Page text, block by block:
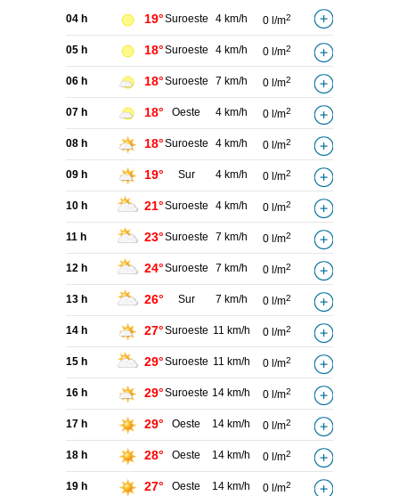
04 h 19°Suroeste 4 km/h 0 l/m2
05 h 18°Suroeste 4 km/h 0 l/m2
06 h 18°Suroeste 7 km/h 0 l/m2
07 h 18° Oeste 4 km/h 0 l/m2
08 h 18°Suroeste 4 km/h 0 l/m2
09 h 19° Sur 4 km/h 0 l/m2
10 h 21°Suroeste 4 km/h 0 l/m2
11 h 23°Suroeste 7 km/h 0 l/m2
12 h 24°Suroeste 7 km/h 0 l/m2
13 h 26° Sur 7 km/h 0 l/m2
14 h 27°Suroeste 11 km/h 0 l/m2
15 h 29°Suroeste 11 km/h 0 l/m2
16 h 29°Suroeste 14 km/h 0 l/m2
17 h 29° Oeste 14 km/h 0 l/m2
18 h 28° Oeste 14 km/h 0 l/m2
19 h 27° Oeste 14 km/h 0 l/m2